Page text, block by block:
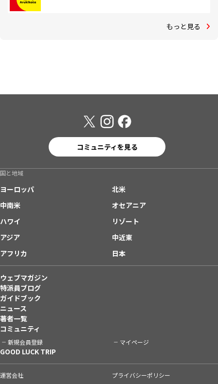
もっと見る
コミュニティを見る
国と地域
ヨーロッパ
北米
中南米
オセアニア
ハワイ
リゾート
アジア
中近東
アフリカ
日本
ウェブマガジン
特派員ブログ
ガイドブック
ニュース
著者一覧
コミュニティ
新規会員登録 マイページ
GOOD LUCK TRIP
運営会社 プライバシーポリシー